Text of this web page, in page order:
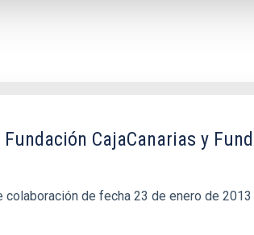
CajaCanarias y
de fecha 23 de enero de